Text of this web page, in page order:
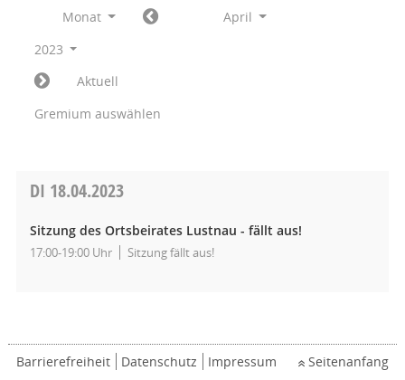
Monat
April
2023
Aktuell
Gremium auswählen
DI 18.04.2023
Sitzung des Ortsbeirates Lustnau - fällt aus!
17:00-19:00 Uhr Sitzung fällt aus!
Barrierefreiheit Datenschutz Impressum Seitenanfang